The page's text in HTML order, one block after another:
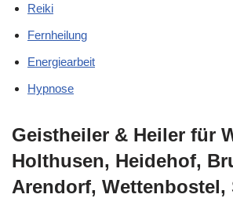
Reiki
Fernheilung
Energiearbeit
Hypnose
Geistheiler & Heiler für
Holthusen, Heidehof,
Arendorf, Wettenbostel,